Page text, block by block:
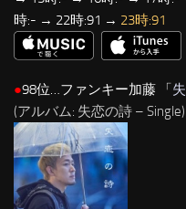
時:- → 22時:91 → 23時:91
●98位…ファンキー加藤 「
(アルバム: 失恋の詩 – Single)